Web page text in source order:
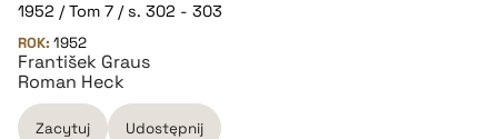
BIBTEX
pobierz cytat
1952 / Tom 7 / s. 302 - 303
ROK: 1952
František Graus
Roman Heck
Zacytuj Udostępnij